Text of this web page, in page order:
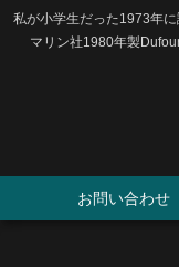
私が小学生だった1973年
マリン社1980年製
お問い合わせ